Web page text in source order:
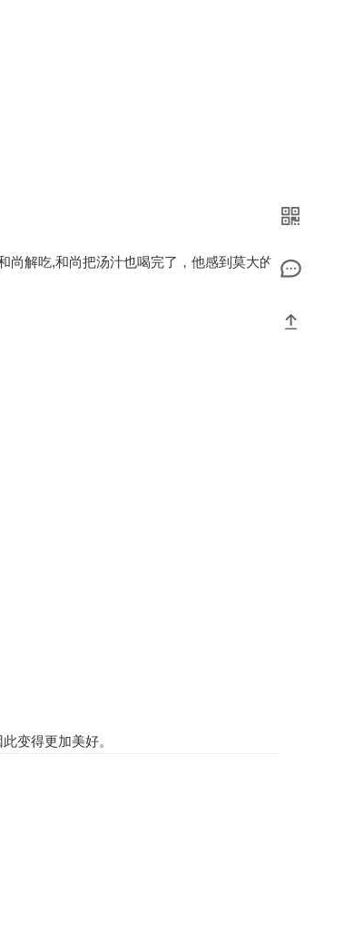
尚解吃,和尚把汤汁也喝完了，他感到莫大的
变得更加美好。